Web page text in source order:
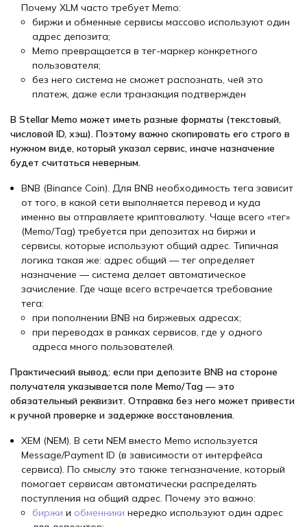
Почему XLM часто требует Memo:
биржи и обменные сервисы массово используют один
адрес депозита;
Memo превращается в тег-маркер конкретного
пользователя;
без него система не сможет распознать, чей это
платеж, даже если транзакция подтвержден
В Stellar Memo может иметь разные форматы (текстовый,
числовой ID, хэш). Поэтому важно скопировать его строго в
нужном виде, который указал сервис, иначе назначение
будет считаться неверным.
BNB (Binance Coin). Для BNB необходимость тега зависит
от того, в какой сети выполняется перевод и куда
именно вы отправляете криптовалюту. Чаще всего «тег»
(Memo/Tag) требуется при депозитах на биржи и
сервисы, которые используют общий адрес. Типичная
логика такая же: адрес общий — тег определяет
назначение — система делает автоматическое
зачисление. Где чаще всего встречается требование
тега:
при пополнении BNB на биржевых адресах;
при переводах в рамках сервисов, где у одного
адреса много пользователей.
Практический вывод: если при депозите BNB на стороне
получателя указывается поле Memo/Tag — это
обязательный реквизит. Отправка без него может привести
к ручной проверке и задержке восстановления.
XEM (NEM). В сети NEM вместо Memo используется
Message/Payment ID (в зависимости от интерфейса
сервиса). По смыслу это также тегназначение, который
помогает сервисам автоматически распределять
поступления на общий адрес. Почему это важно:
биржи и обменники нередко используют один адрес